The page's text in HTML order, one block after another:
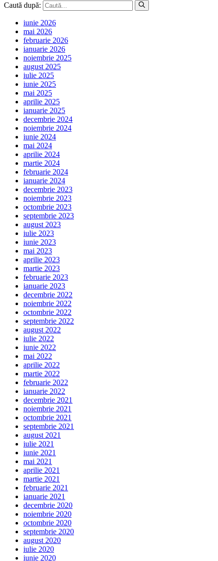
Caută după:
iunie 2026
mai 2026
februarie 2026
ianuarie 2026
noiembrie 2025
august 2025
iulie 2025
iunie 2025
mai 2025
aprilie 2025
ianuarie 2025
decembrie 2024
noiembrie 2024
iunie 2024
mai 2024
aprilie 2024
martie 2024
februarie 2024
ianuarie 2024
decembrie 2023
noiembrie 2023
octombrie 2023
septembrie 2023
august 2023
iulie 2023
iunie 2023
mai 2023
aprilie 2023
martie 2023
februarie 2023
ianuarie 2023
decembrie 2022
noiembrie 2022
octombrie 2022
septembrie 2022
august 2022
iulie 2022
iunie 2022
mai 2022
aprilie 2022
martie 2022
februarie 2022
ianuarie 2022
decembrie 2021
noiembrie 2021
octombrie 2021
septembrie 2021
august 2021
iulie 2021
iunie 2021
mai 2021
aprilie 2021
martie 2021
februarie 2021
ianuarie 2021
decembrie 2020
noiembrie 2020
octombrie 2020
septembrie 2020
august 2020
iulie 2020
iunie 2020